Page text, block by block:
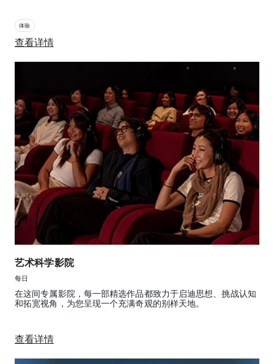
体验
查看详情
艺术科学影院
每日
在这间专属影院，每一部精选作品都致力于启迪思想、挑战认知
和拓宽视角，为您呈现一个充满奇观的别样天地。
查看详情